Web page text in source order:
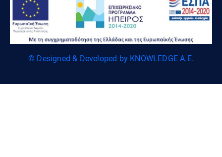
© Designed & Developed by KNOWLEDGE A.E.